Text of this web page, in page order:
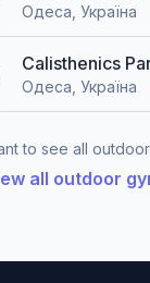
Одеса, Україна
Calisthenics
Одеса, Україна
to see all
all outdoor